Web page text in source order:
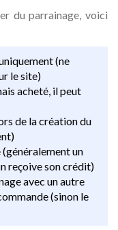
du parrainage, voici
(ne
le site)
acheté, il peut
de la création du
un
reçoive son crédit)
avec un autre
(sinon le